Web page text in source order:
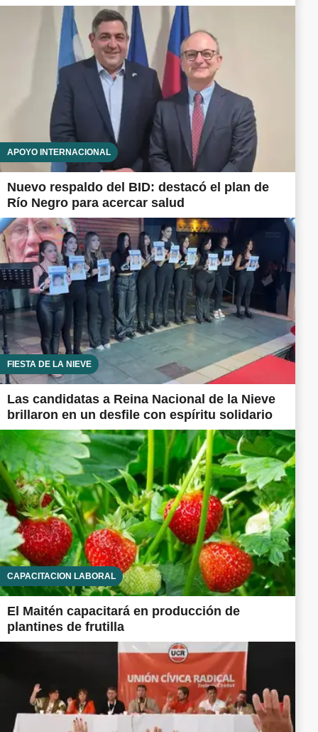
APOYO INTERNACIONAL
Nuevo respaldo del BID: destacó el plan de
Río Negro para acercar salud
FIESTA DE LA NIEVE
Las candidatas a Reina Nacional de la Nieve
brillaron en un desfile con espíritu solidario
CAPACITACIÓN LABORAL
El Maitén capacitará en producción de
plantines de frutilla